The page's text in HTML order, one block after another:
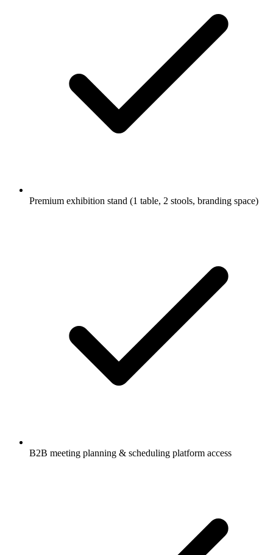
Premium exhibition stand (1 table, 2 stools, branding space)
B2B meeting planning & scheduling platform access